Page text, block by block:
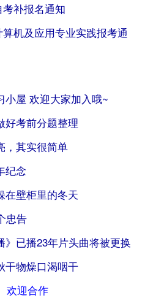
补报名通知
机及应用专业实践报考通
小屋 欢迎大家加入哦~
好考前分题整理
，其实很简单
纪念
在壁柜里的冬天
忠告
》已播23年片头曲将被更换
干物燥口渴咽干
欢迎合作